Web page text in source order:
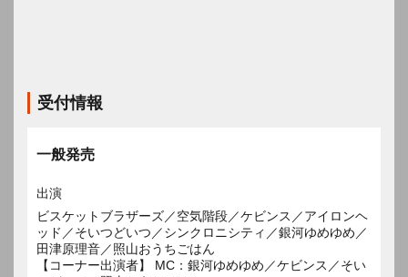
受付情報
一般発売
出演
ビスケットブラザーズ／空気階段／ケビンス／アイロンヘ
ッド／そいつどいつ／シンクロニシティ／銀河ゆめゆめ／
田津原理音／照山おうちごはん
【コーナー出演者】 MC：銀河ゆめゆめ／ケビンス／そい